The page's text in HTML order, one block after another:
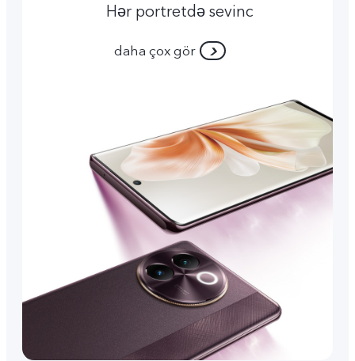
Hər portretdə sevinc
daha çox gör